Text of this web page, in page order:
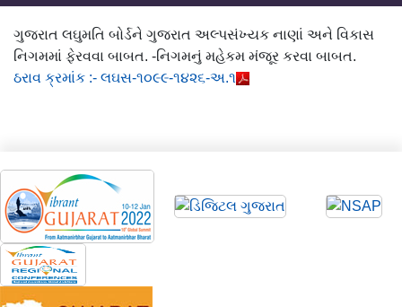
ગુજરાત લઘુમતિ બોર્ડને ગુજરાત અલ્પસંખ્યક નાણાં અને વિકાસ
નિગમમાં ફેરવવા બાબત. -નિગમનું મહેકમ મંજૂર કરવા બાબત.
ઠરાવ ક્રમાંક :- લઘસ-૧૦૯૯-૧૪૨૬-અ.૧